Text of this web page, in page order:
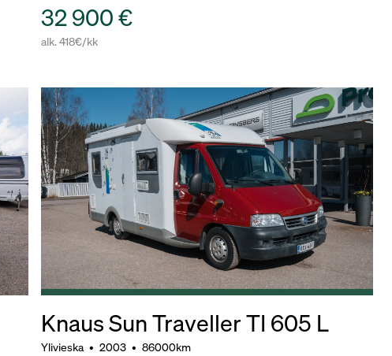
32 900 €
alk. 418€/kk
Knaus Sun Traveller TI 605 L
Ylivieska • 2003 • 86000km